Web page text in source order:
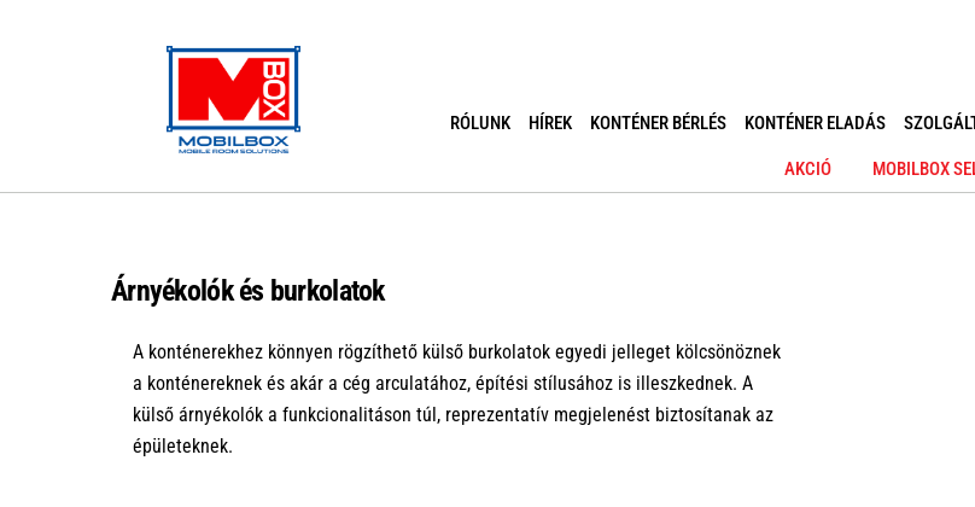
RÓLUNK HÍREK KONTÉNER BÉRLÉS KONTÉNER ELADÁS
AKCIÓ MOBILBOX
Árnyékolók és burkolatok
A konténerekhez könnyen rögzíthető külső burkolatok egyedi jelleget kölcsönöznek
a konténereknek és akár a cég arculatához, építési stílusához is illeszkednek. A
külső árnyékolók a funkcionalitáson túl, reprezentatív megjelenést biztosítanak az
épületeknek.